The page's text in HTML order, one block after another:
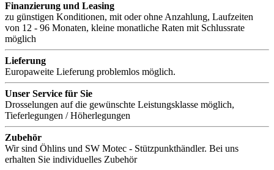
Finanzierung und Leasing
zu günstigen Konditionen, mit oder ohne Anzahlung, Laufzeiten
von 12 - 96 Monaten, kleine monatliche Raten mit Schlussrate
möglich
Lieferung
Europaweite Lieferung problemlos möglich.
Unser Service für Sie
Drosselungen auf die gewünschte Leistungsklasse möglich,
Tieferlegungen / Höherlegungen
Zubehör
Wir sind Öhlins und SW Motec - Stützpunkthändler. Bei uns
erhalten Sie individuelles Zubehör